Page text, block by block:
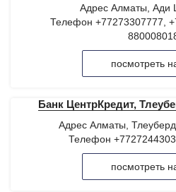
Адрес Алматы, Ади
Телефон +77273307777,
посмотреть
Банк ЦентрКредит,
Адрес Алматы,
Телефон
посмотреть